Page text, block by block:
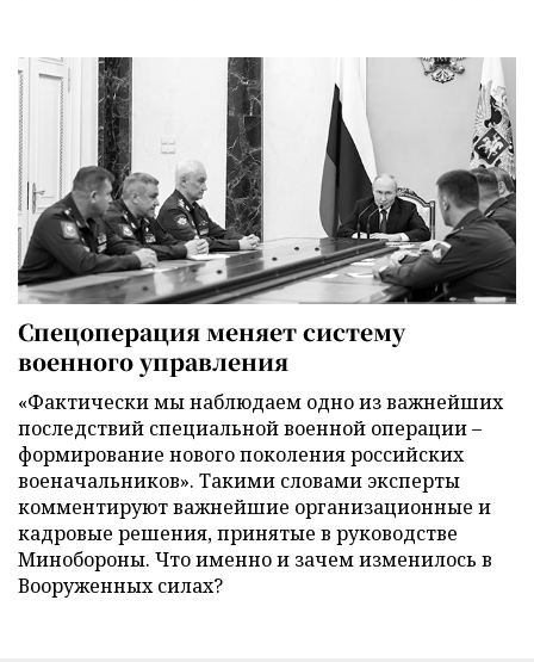
Спецоперация меняет систему
военного управления
«Фактически мы наблюдаем одно из важнейших
последствий специальной военной операции –
формирование нового поколения российских
военачальников». Такими словами эксперты
комментируют важнейшие организационные и
кадровые решения, принятые в руководстве
Минобороны. Что именно и зачем изменилось в
Вооруженных силах?